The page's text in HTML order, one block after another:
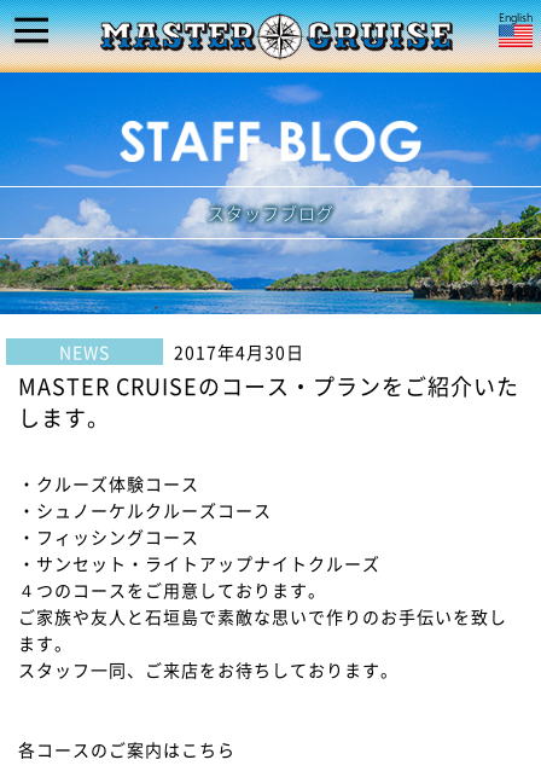
スタッフブログ
NEWS 2017年4月30日
MASTER CRUISEのコース・プランをご紹介いた
します。
・クルーズ体験コース
・シュノーケルクルーズコース
・フィッシングコース
・サンセット・ライトアップナイトクルーズ
４つのコースをご用意しております。
ご家族や友人と石垣島で素敵な思いで作りのお手伝いを致し
ます。
スタッフ一同、ご来店をお待ちしております。
各コースのご案内はこちら